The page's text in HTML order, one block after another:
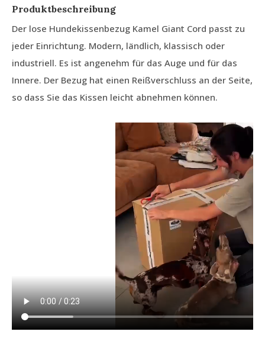
Produktbeschreibung
Der lose Hundekissenbezug Kamel Giant Cord passt zu
jeder Einrichtung. Modern, ländlich, klassisch oder
industriell. Es ist angenehm für das Auge und für das
Innere. Der Bezug hat einen Reißverschluss an der Seite,
so dass Sie das Kissen leicht abnehmen können.